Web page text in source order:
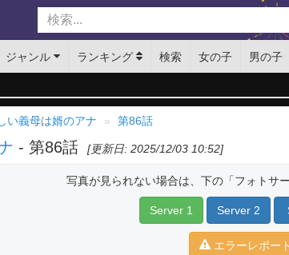
ジャンル ランキング 検索 女の子 男の子
い義母は婿のアナ 第86話
- 第86話 [更新日: 2025/12/03 10:52]
写真が見られない場合は、下の「フォトサ
Server 1 Server 2
エラーレポート